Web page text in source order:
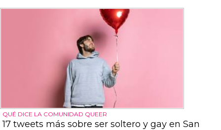
QUÉ DICE LA COMUNIDAD QUEER
17 tweets más sobre ser soltero y gay en San